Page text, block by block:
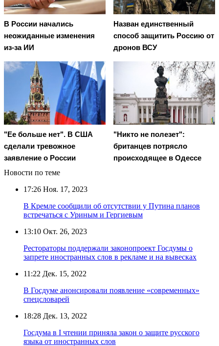
В России начались
неожиданные изменения
из-за ИИ
Назван единственный
способ защитить Россию от
дронов ВСУ
"Ее больше нет". В США
сделали тревожное
заявление о России
"Никто не полезет":
британцев потрясло
происходящее в Одессе
Новости по теме
17:26 Ноя. 17, 2023
В Кремле сообщили об отсутствии у Путина планов
встречаться с Уриным и Гергиевым
13:10 Окт. 26, 2023
Рестораторы поддержали законопроект Госдумы о
запрете иностранных слов в рекламе и на вывесках
11:22 Дек. 15, 2022
В Госдуме анонсировали появление «современных»
спецсловарей
18:28 Дек. 13, 2022
Госдума в I чтении приняла закон о защите русского
языка от иностранных слов